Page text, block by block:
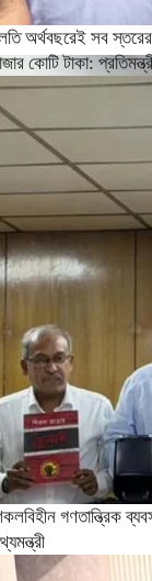
অর্থবছরেই সব স্তরের
কোটি টাকা:
গণতান্ত্রিক